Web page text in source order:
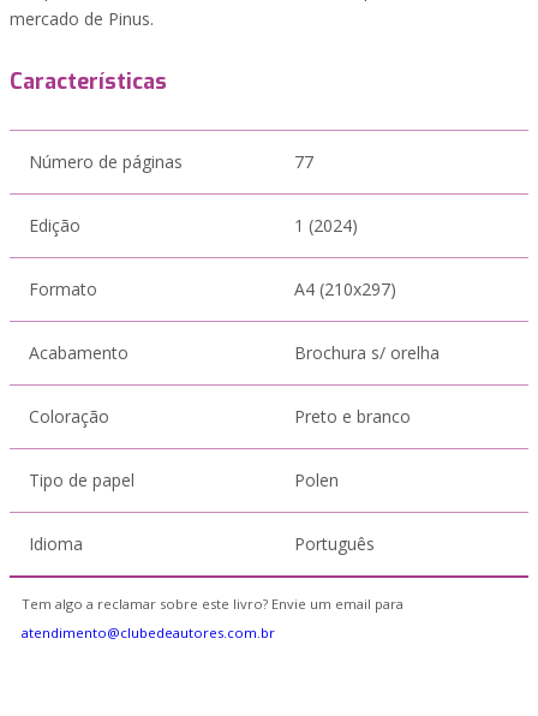
mercado de Pinus.
Características
Número de páginas 77
Edição 1 (2024)
Formato A4 (210x297)
Acabamento Brochura s/ orelha
Coloração Preto e branco
Tipo de papel Polen
Idioma Português
Tem algo a reclamar sobre este livro? Envie um email para
atendimento@clubedeautores.com.br